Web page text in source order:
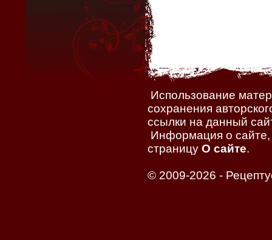
Использование
сохранения
ссылки на данный
Информация о сайте,
страницу О сайте.
© 2009-2026 -